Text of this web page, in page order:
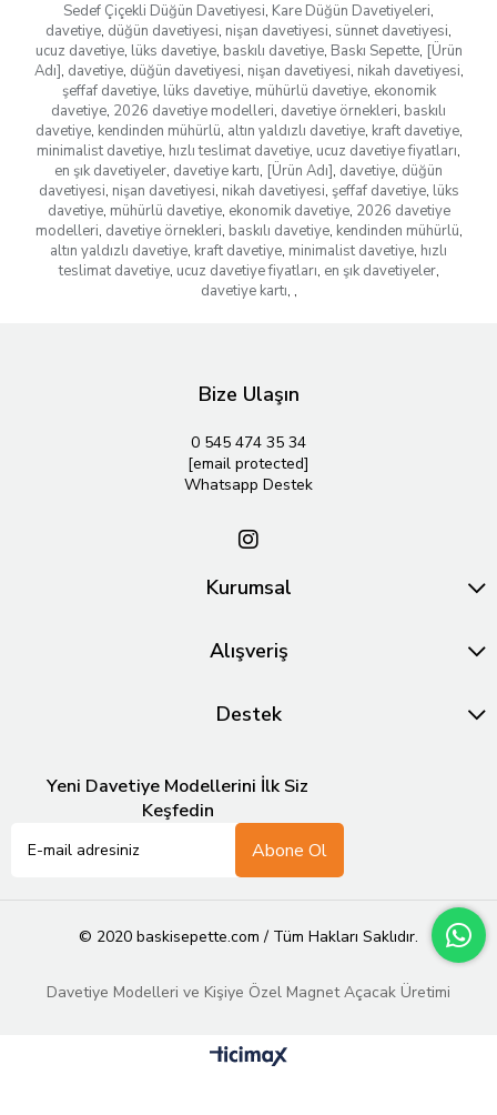
Sedef Çiçekli Düğün Davetiyesi, Kare Düğün Davetiyeleri,
davetiye, düğün davetiyesi, nişan davetiyesi, sünnet davetiyesi,
ucuz davetiye, lüks davetiye, baskılı davetiye, Baskı Sepette, [Ürün
Adı], davetiye, düğün davetiyesi, nişan davetiyesi, nikah davetiyesi,
şeffaf davetiye, lüks davetiye, mühürlü davetiye, ekonomik
davetiye, 2026 davetiye modelleri, davetiye örnekleri, baskılı
davetiye, kendinden mühürlü, altın yaldızlı davetiye, kraft davetiye,
minimalist davetiye, hızlı teslimat davetiye, ucuz davetiye fiyatları,
en şık davetiyeler, davetiye kartı, [Ürün Adı], davetiye, düğün
davetiyesi, nişan davetiyesi, nikah davetiyesi, şeffaf davetiye, lüks
davetiye, mühürlü davetiye, ekonomik davetiye, 2026 davetiye
modelleri, davetiye örnekleri, baskılı davetiye, kendinden mühürlü,
altın yaldızlı davetiye, kraft davetiye, minimalist davetiye, hızlı
teslimat davetiye, ucuz davetiye fiyatları, en şık davetiyeler,
davetiye kartı, ,
Bize Ulaşın
0 545 474 35 34
[email protected]
Whatsapp Destek
Kurumsal
Alışveriş
Destek
Yeni Davetiye Modellerini İlk Siz
Keşfedin
Abone Ol
© 2020 baskisepette.com / Tüm Hakları Saklıdır.
Davetiye Modelleri ve Kişiye Özel Magnet Açacak Üretimi